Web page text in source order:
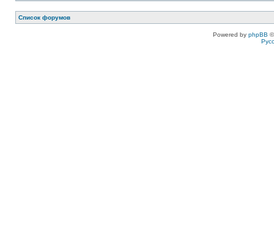
Список форумов
Powered by phpBB